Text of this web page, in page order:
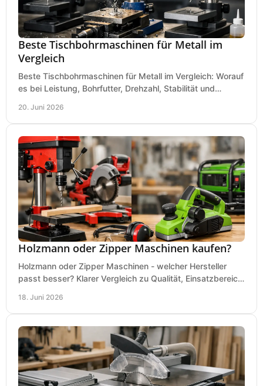
Beste Tischbohrmaschinen für Metall im
Vergleich
Beste Tischbohrmaschinen für Metall im Vergleich: Worauf
es bei Leistung, Bohrfutter, Drehzahl, Stabilität und
20. Juni 2026
Holzmann oder Zipper Maschinen kaufen?
Holzmann oder Zipper Maschinen - welcher Hersteller
passt besser? Klarer Vergleich zu Qualität, Einsatzbereich,
18. Juni 2026